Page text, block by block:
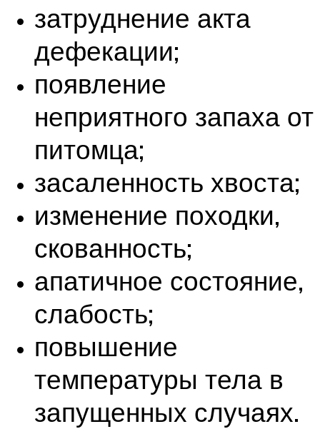
затруднение акта
дефекации;
появление
неприятного запаха от
питомца;
засаленность хвоста;
изменение походки,
скованность;
апатичное состояние,
слабость;
повышение
температуры тела в
запущенных случаях.